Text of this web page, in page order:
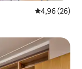
4,96 (26)